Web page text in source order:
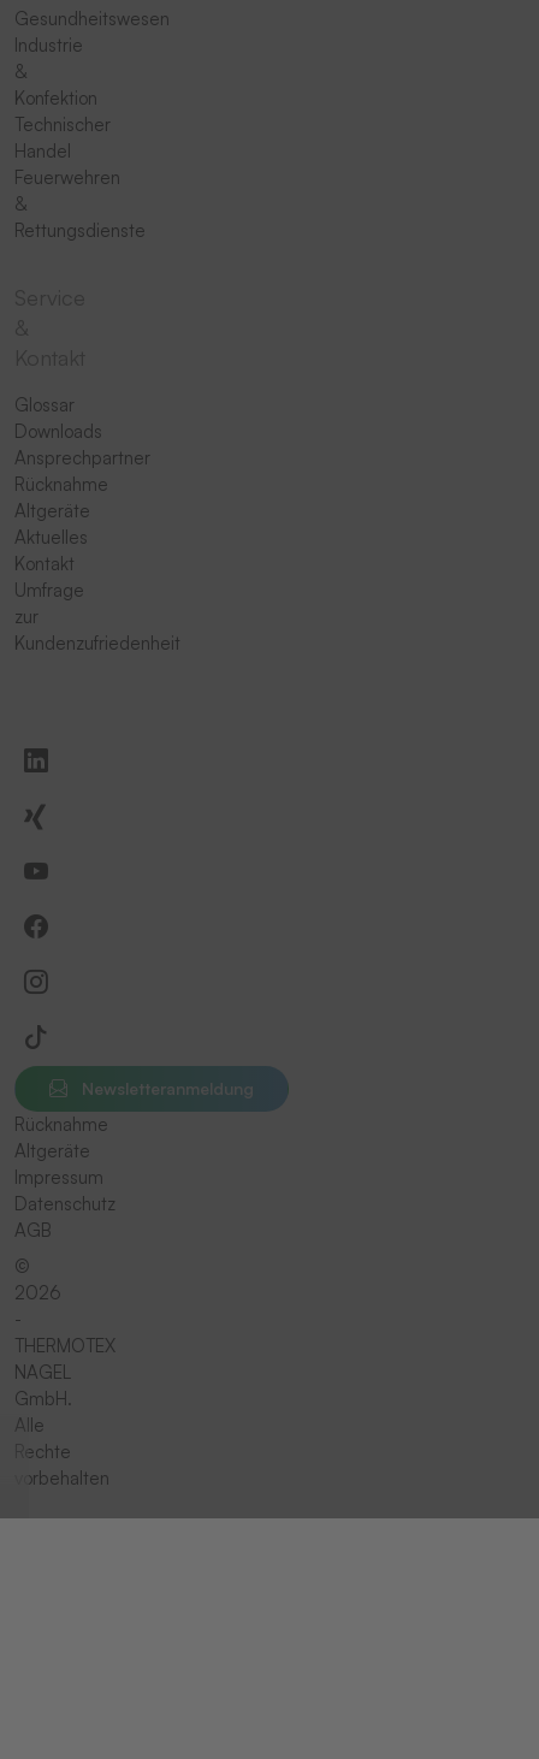
Gesundheitswesen
Industrie
&
Konfektion
Technischer
Handel
Feuerwehren
&
Rettungsdienste
Glossar
Downloads
Ansprechpartner
Rücknahme
Altgeräte
Aktuelles
Kontakt
Umfrage
zur
Kundenzufriedenheit
Newsletteranmeldung
Rücknahme
Altgeräte
Impressum
Datenschutz
AGB
©
2026
-
THERMOTEX
NAGEL
GmbH.
Alle
Rechte
vorbehalten